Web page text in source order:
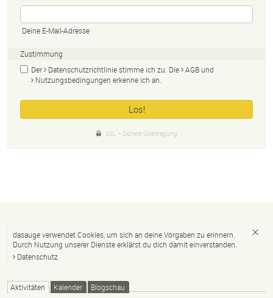
Deine E-Mail-Adresse
Zustimmung
Der
Datenschutzrichtliniestimme ich zu. Die AGB und
Nutzungsbedingungen erkenne ich an.
SSL – Sichere Übertragung
dasauge verwendet Cookies, um sich an deine Vorgaben zu erinnern.
Durch Nutzung unserer Dienste erklärst du dich damit einverstanden.
Datenschutz
Aktivitäten Kalender Blogschau